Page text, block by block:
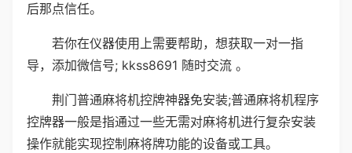
后那点信任。
若你在仪器使用上需要帮助，想获取一对一指
导，添加微信号; kkss8691 随时交流 。
荆门普通麻将机控牌神器免安装;普通麻将机程序
控牌器一般是指通过一些无需对麻将机进行复杂安装
操作就能实现控制麻将牌功能的设备或工具。